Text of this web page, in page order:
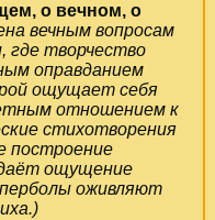
о вечном, о
вечным вопросам
где творчество
оправданием
ощущает себя
отношением к
стихотворения
построение
ощущение
оживляют